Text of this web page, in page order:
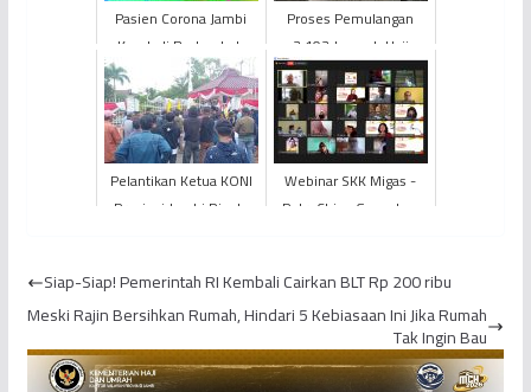
Pasien Corona Jambi
Kembali Bertambah
Satu Orang Dari Sungai
Penuh, Total Jadi 65
Ora...
Proses Pemulangan
3.103 Jemaah Haji
Provinsi Jambi Dimulai
Pelantikan Ketua KONI
Provinsi Jambi Ricuh,
Webinar SKK Migas -
PetroChina Gaungkan
Pandemi
Siap-Siap! Pemerintah RI Kembali Cairkan BLT Rp 200 ribu
Meski Rajin Bersihkan Rumah, Hindari 5 Kebiasaan Ini Jika Rumah
Tak Ingin Bau